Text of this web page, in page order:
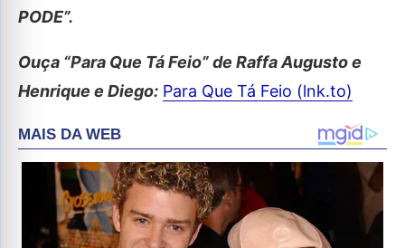
PODE”.
Ouça “Para Que Tá Feio” de Raffa Augusto e
Henrique e Diego: Para Que Tá Feio (lnk.to)